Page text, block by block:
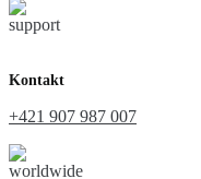
Kontakt
+421 907 987 007